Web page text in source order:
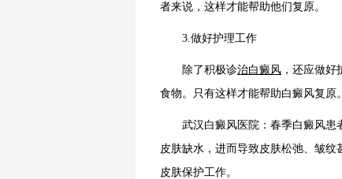
者来说，这样才能帮助他们复原。
3.做好护理工作
除了积极诊治白癜风 ，还应做
食物。只有这样才能帮助白癜风复原。
武汉白癜风医院：春季白癜风患
皮肤缺水，进而导致皮肤松弛、皱
皮肤保护工作。